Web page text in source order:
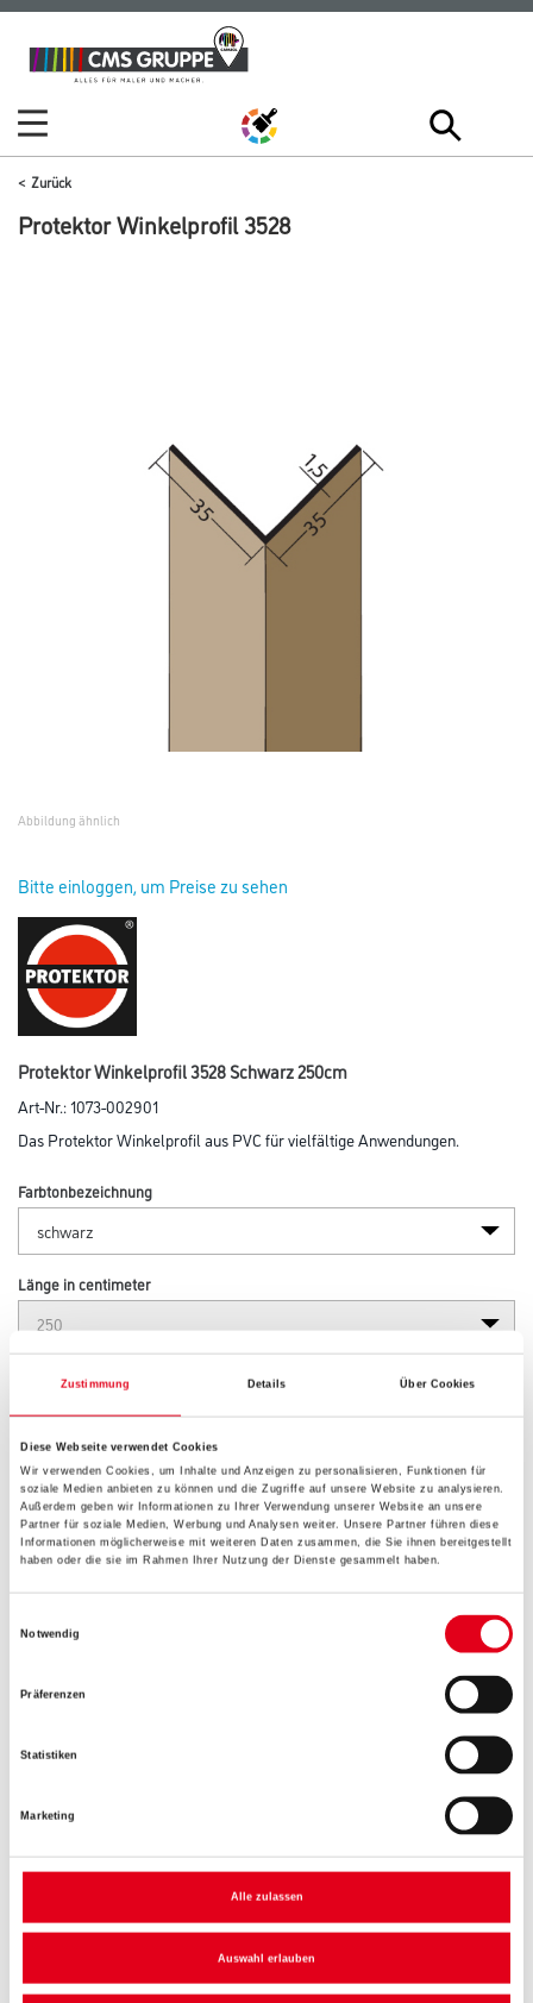
Zustimmung Details Über Cookies
Diese Webseite verwendet Cookies
Wir verwenden Cookies, um Inhalte und Anzeigen zu personalisieren, Funktionen für
soziale Medien anbieten zu können und die Zugriffe auf unsere Website zu analysieren.
Außerdem geben wir Informationen zu Ihrer Verwendung unserer Website an unsere
Partner für soziale Medien, Werbung und Analysen weiter. Unsere Partner führen diese
Informationen möglicherweise mit weiteren Daten zusammen, die Sie ihnen bereitgestellt
haben oder die sie im Rahmen Ihrer Nutzung der Dienste gesammelt haben.
Notwendig
Präferenzen
Statistiken
Marketing
Alle zulassen
Auswahl erlauben
Zum
Inhalt
Zum
Navigationsmenü
Zurück
Protektor Winkelprofil 3528
Abbildung ähnlich
Bitte einloggen, um Preise zu sehen
Protektor Winkelprofil 3528 Schwarz 250cm
Art-Nr.:1073-002901
Das Protektor Winkelprofil aus PVC für vielfältige Anwendungen.
Farbtonbezeichnung
Länge in centimeter
Breite in centimeter
Höhe in centimeter
Gebinde
PRODUKTEIGENSCHAFTEN